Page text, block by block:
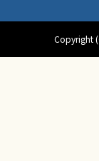
Copyright